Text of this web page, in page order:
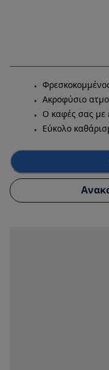
Ακροφύσιο
Ο καφές σας με
Εύκολο